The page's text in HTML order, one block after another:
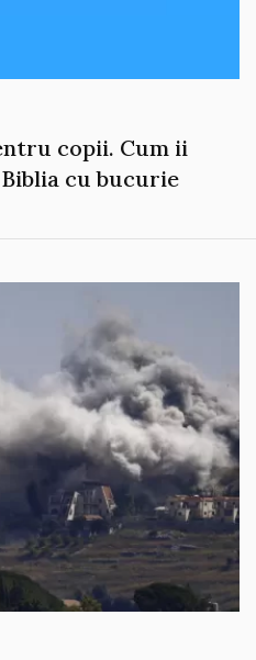
copii. Cum ii
cu bucurie